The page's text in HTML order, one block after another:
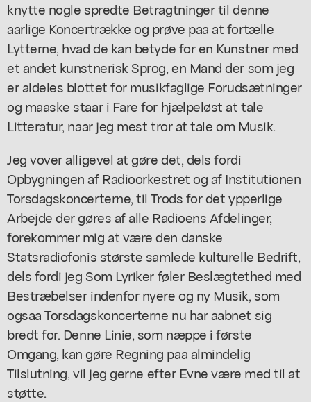
knytte nogle spredte Betragtninger til denne
aarlige Koncertrække og prøve paa at fortælle
Lytterne, hvad de kan betyde for en Kunstner med
et andet kunstnerisk Sprog, en Mand der som jeg
er aldeles blottet for musikfaglige Forudsætninger
og maaske staar i Fare for hjælpeløst at tale
Litteratur, naar jeg mest tror at tale om Musik.
Jeg vover alligevel at gøre det, dels fordi
Opbygningen af Radioorkestret og af Institutionen
Torsdagskoncerterne, til Trods for det ypperlige
Arbejde der gøres af alle Radioens Afdelinger,
forekommer mig at være den danske
Statsradiofonis største samlede kulturelle Bedrift,
dels fordi jeg Som Lyriker føler Beslægtethed med
Bestræbelser indenfor nyere og ny Musik, som
ogsaa Torsdagskoncerterne nu har aabnet sig
bredt for. Denne Linie, som næppe i første
Omgang, kan gøre Regning paa almindelig
Tilslutning, vil jeg gerne efter Evne være med til at
støtte.